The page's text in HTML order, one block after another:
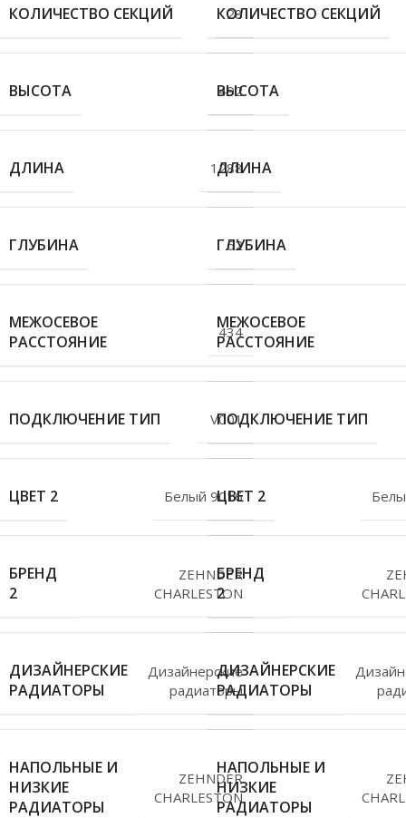
КОЛИЧЕСТВО СЕКЦИЙ 28
ВЫСОТА 492
ДЛИНА 1288
ГЛУБИНА 62
МЕЖОСЕВОЕ
РАССТОЯНИЕ
434
ПОДКЛЮЧЕНИЕ ТИП V001
ЦВЕТ 2 Белый 9016
БРЕНД
2
ZEHNDER
CHARLESTON
ДИЗАЙНЕРСКИЕ
РАДИАТОРЫ
Дизайнерские
радиаторы
НАПОЛЬНЫЕ И
НИЗКИЕ
РАДИАТОРЫ
ZEHNDER
CHARLESTON
КОЛИЧЕСТВО СЕКЦИЙ
ВЫСОТА
ДЛИНА
ГЛУБИНА
МЕЖОСЕВОЕ
РАССТОЯНИЕ
ПОДКЛЮЧЕНИЕ ТИП
ЦВЕТ 2
БРЕНД
2
ДИЗАЙНЕРСКИЕ
РАДИАТОРЫ
НАПОЛЬНЫЕ И
НИЗКИЕ
РАДИАТОРЫ